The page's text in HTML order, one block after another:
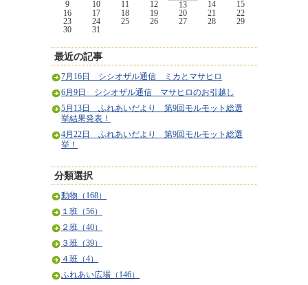
9
10 11 12 13 14
15
16
17 18 19 20 21
22
23
24 25 26 27 28
29
30
31
最近の記事
7月16日 シシオザル通信 ミカとマサヒロ
6月9日 シシオザル通信 マサヒロのお引越し
5月13日 ふれあいだより 第9回モルモット総選
挙結果発表！
4月22日 ふれあいだより 第9回モルモット総選
挙！
分類選択
動物（168）
１班（56）
２班（40）
３班（39）
４班（4）
ふれあい広場（146）